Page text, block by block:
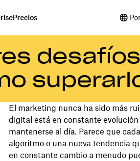
Precios
El marketing nunca ha sido más
digital está en constante
mantenerse al día. Parece que
algoritmo o una nueva tendencia
en constante cambio a menudo